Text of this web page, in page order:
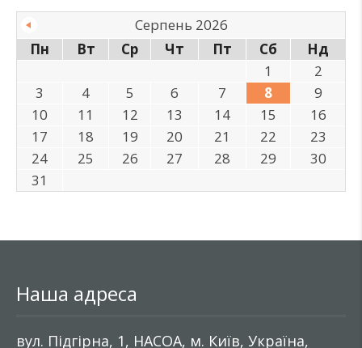
Серпень 2026
Пн
Вт Ср Чт Пт Сб
Нд
1
2
3
4 5 6 7 8
9
10
11 12 13 14 15
16
17
18 19 20 21 22
23
24
25 26 27 28 29
30
31
Наша адреса
вул. Підгірна, 1, НАСОА, м. Київ, Україна,